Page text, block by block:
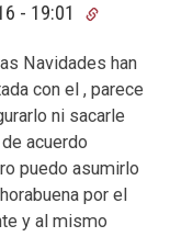
- 19:01
Navidades han
con el , parece
ni sacarle
acuerdo
puedo asumirlo
por el
y al mismo